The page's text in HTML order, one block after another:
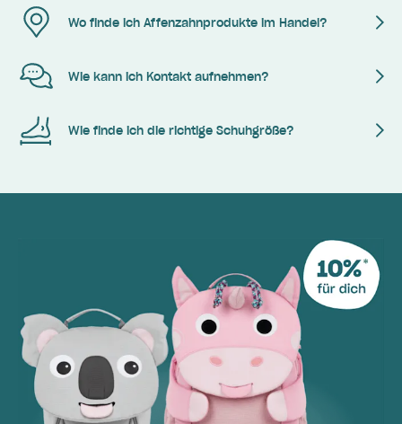
Wo finde ich Affenzahnprodukte im Handel?
Wie kann ich Kontakt aufnehmen?
Wie finde ich die richtige Schuhgröße?